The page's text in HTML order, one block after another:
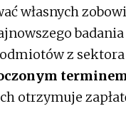
własnych
z
otrzymuje